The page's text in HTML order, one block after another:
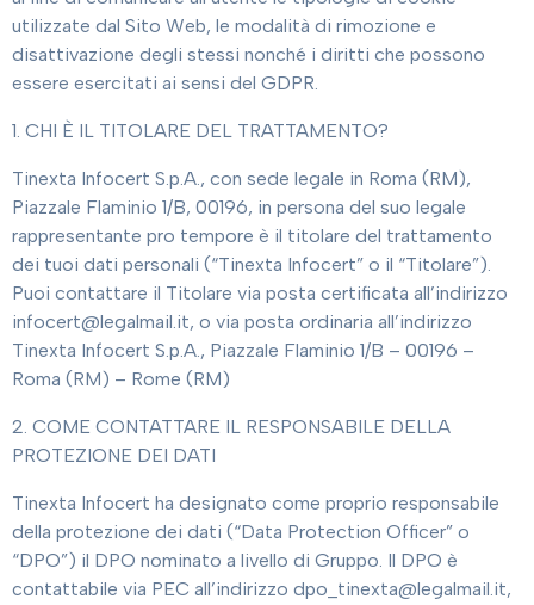
utilizzate dal Sito Web, le modalità di rimozione e
disattivazione degli stessi nonché i diritti che possono
essere esercitati ai sensi del GDPR.
1. CHI È IL TITOLARE DEL TRATTAMENTO?
Tinexta Infocert S.p.A., con sede legale in Roma (RM),
Piazzale Flaminio 1/B, 00196, in persona del suo legale
rappresentante pro tempore è il titolare del trattamento
dei tuoi dati personali (“Tinexta Infocert” o il “Titolare”).
Puoi contattare il Titolare via posta certificata all’indirizzo
infocert@legalmail.it, o via posta ordinaria all’indirizzo
Tinexta Infocert S.p.A., Piazzale Flaminio 1/B – 00196 –
Roma (RM) – Rome (RM)
2. COME CONTATTARE IL RESPONSABILE DELLA
PROTEZIONE DEI DATI
Tinexta Infocert ha designato come proprio responsabile
della protezione dei dati (“Data Protection Officer” o
“DPO”) il DPO nominato a livello di Gruppo. Il DPO è
contattabile via PEC all’indirizzo dpo_tinexta@legalmail.it,